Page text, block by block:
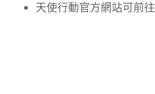
天使行動官方網站可前往